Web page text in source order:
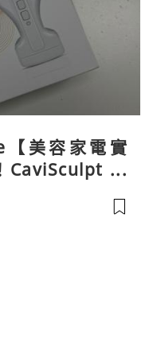
美容家電實
CaviSculpt 新
儀親身試用＆